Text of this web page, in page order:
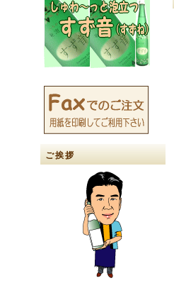
ご挨拶